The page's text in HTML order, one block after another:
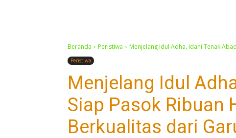
Beranda Peristiwa Menjelang Idul Adha, Idani Tenak
Peristiwa
Menjelang Idul
Siap Pasok Ribuan
Berkualitas dari